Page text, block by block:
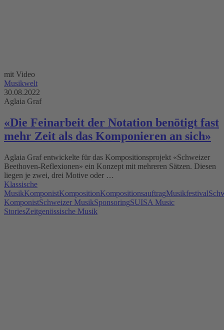
mit Video
Musikwelt
30.08.2022
Aglaia Graf
«Die Feinarbeit der Notation benötigt fast
mehr Zeit als das Komponieren an sich»
Aglaia Graf entwickelte für das Kompositionsprojekt «Schweizer
Beethoven-Reflexionen» ein Konzept mit mehreren Sätzen. Diesen
liegen je zwei, drei Motive oder …
Klassische
MusikKomponistKompositionKompositionsauftragMusikfestival
KomponistSchweizer MusikSponsoringSUISA Music
StoriesZeitgenössische Musik